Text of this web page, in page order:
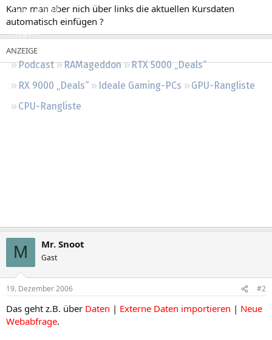
Leserartikel
Regeln
Podcast RAMageddon
RTX 5000 „Deals“
RX 9000 „Deals“
Ideale Gaming-PCs
GPU-Rangliste
CPU-Rangliste
Kann man aber nich über links die aktuellen Kursdaten
automatisch einfügen ?
M Mr. Snoot
Gast
19. Dezember 2006 #2
Das geht z.B. über Daten | Externe Daten importieren | Neue
Webabfrage.